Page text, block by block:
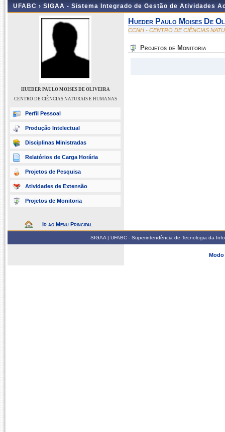
UFABC › SIGAA - Sistema Integrado de Gestão de Atividades
HUEDER PAULO MOISES DE OLIVEIRA
CENTRO DE CIÊNCIAS NATURAIS E HUMANAS
Perfil Pessoal
Produção Intelectual
Disciplinas Ministradas
Relatórios de Carga Horária
Projetos de Pesquisa
Atividades de Extensão
Projetos de Monitoria
Ir ao Menu Principal
Hueder Paulo Moises De
CCNH - CENTRO DE CIÊNCIAS
Projetos de Monitoria
SIGAA | UFABC - Superintendência de Tecnologia da
Modo